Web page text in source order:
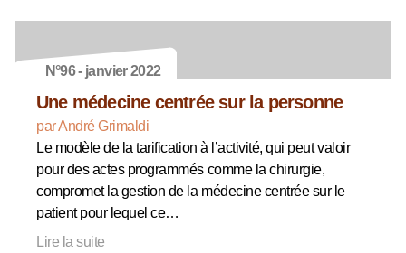
N°96 - janvier 2022
Une médecine centrée sur la personne
par André Grimaldi
Le modèle de la tarification à l’activité, qui peut valoir
pour des actes programmés comme la chirurgie,
compromet la gestion de la médecine centrée sur le
patient pour lequel ce…
Lire la suite